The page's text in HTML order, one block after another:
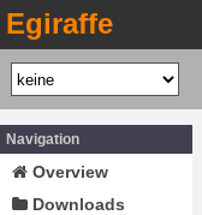
Egiraffe
Navigation
Overview
Downloads